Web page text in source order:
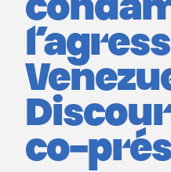
co-